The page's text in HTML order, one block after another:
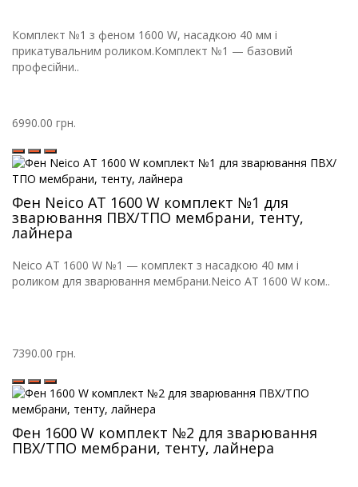
Комплект №1 з феном 1600 W, насадкою 40 мм і
прикатувальним роликом.Комплект №1 — базовий
професійни..
6990.00 грн.
Фен Neico AT 1600 W комплект №1 для
зварювання ПВХ/ТПО мембрани, тенту,
лайнера
Neico AT 1600 W №1 — комплект з насадкою 40 мм і
роликом для зварювання мембрани.Neico AT 1600 W ком..
7390.00 грн.
Фен 1600 W комплект №2 для зварювання
ПВХ/ТПО мембрани, тенту, лайнера